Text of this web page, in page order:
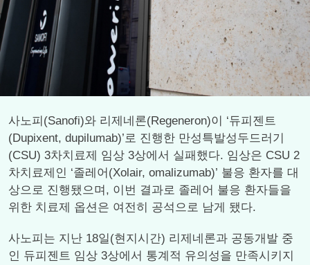
사노피(Sanofi)와 리제네론(Regeneron)이 ‘듀피젠트
(Dupixent, dupilumab)’로 진행한 만성특발성두드러기
(CSU) 3차치료제 임상 3상에서 실패했다. 임상은 CSU 2
차치료제인 ‘졸레어(Xolair, omalizumab)’ 불응 환자를 대
상으로 진행됐으며, 이번 결과로 졸레어 불응 환자들을
위한 치료제 옵션은 여전히 공석으로 남게 됐다.
사노피는 지난 18일(현지시간) 리제네론과 공동개발 중
인 듀피젠트 임상 3상에서 통계적 유의성을 만족시키지